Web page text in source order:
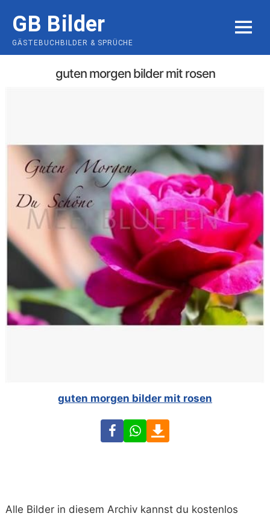
content
GB Bilder
GÄSTEBUCHBILDER & SPRÜCHE
MENU
guten morgen bilder mit rosen
guten morgen bilder mit rosen
FacebookWhatsApp
Alle Bilder in diesem Archiv kannst du kostenlos